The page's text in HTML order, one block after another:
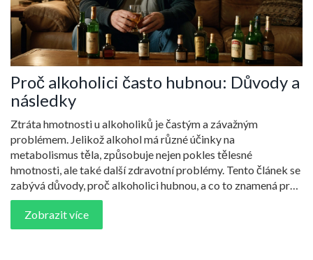
Proč alkoholici často hubnou: Důvody a
následky
Ztráta hmotnosti u alkoholiků je častým a závažným
problémem. Jelikož alkohol má různé účinky na
metabolismus těla, způsobuje nejen pokles tělesné
hmotnosti, ale také další zdravotní problémy. Tento článek se
zabývá důvody, proč alkoholici hubnou, a co to znamená pro
jejich celkové zdraví.
Zobrazit více